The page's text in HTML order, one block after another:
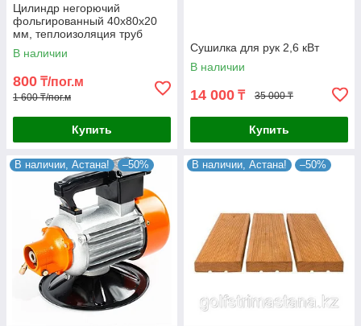
Цилиндр негорючий
фольгированный 40х80х20
мм, теплоизоляция труб
В наличии
800 ₸/пог.м
1 600 ₸/пог.м
Купить
Сушилка для рук 2,6 кВт
В наличии
14 000 ₸ 35 000 ₸
Купить
В наличии, Астана! –50% В наличии, Астана! –50%